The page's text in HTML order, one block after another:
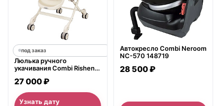
под заказ
Люлька ручного
укачивания Combi Rishena
27 000 ₽
Узнать дату
Автокресло Combi Neroom
NC-570 148719
28 500 ₽